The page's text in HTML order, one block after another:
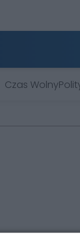
Czas Wolny